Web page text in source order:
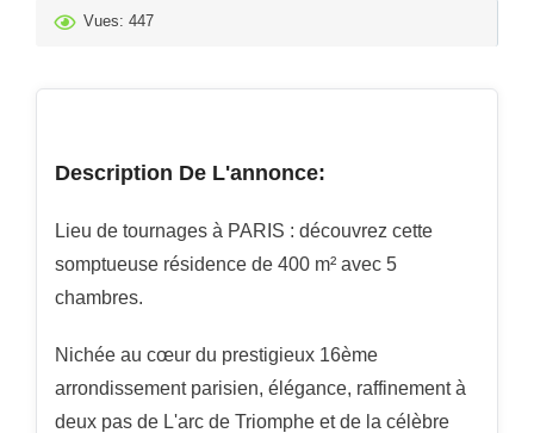
Vues: 447
Description De L'annonce:
Lieu de tournages à PARIS : découvrez cette
somptueuse résidence de 400 m² avec 5
chambres.
Nichée au cœur du prestigieux 16ème
arrondissement parisien, élégance, raffinement à
deux pas de L'arc de Triomphe et de la célèbre